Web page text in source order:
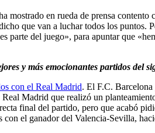
mostrado en rueda de prensa
que van a luchar todos los
parte del juego», para apuntar que
y más emocionantes partidos del
con el Real Madrid. El F.C. Barcelona
Madrid que realizó un
final del partido, pero que acabó
el ganador del Valencia-Sevilla,